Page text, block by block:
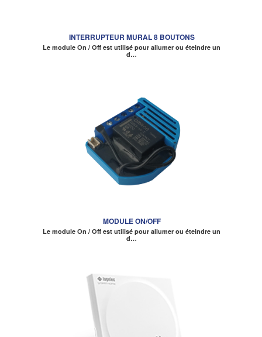
INTERRUPTEUR MURAL 8 BOUTONS
Le module On / Off est utilisé pour allumer ou éteindre un
d…
MODULE ON/OFF
Le module On / Off est utilisé pour allumer ou éteindre un
d…